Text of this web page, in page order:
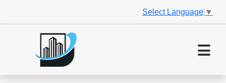
Select Language ▼